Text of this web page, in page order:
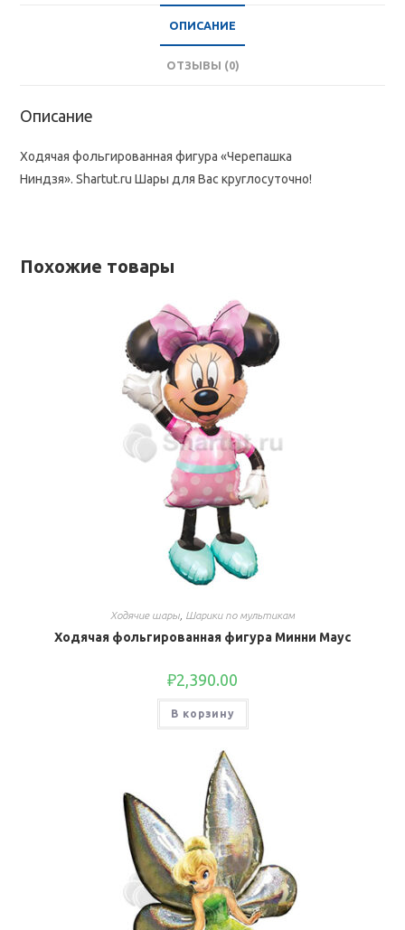
ОПИСАНИЕ
ОТЗЫВЫ (0)
Описание
Ходячая фольгированная фигура «Черепашка
Ниндзя». Shartut.ru Шары для Вас круглосуточно!
Похожие товары
Ходячие шары Шарики по мультикам
Ходячая фольгированная фигура Минни Маус
₽2,390.00
В корзину